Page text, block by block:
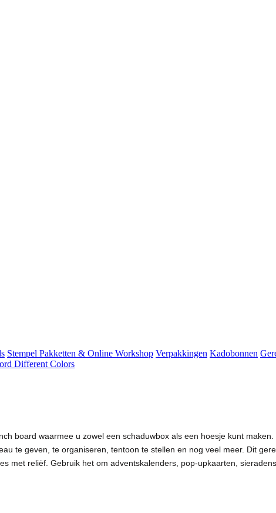
Stempel Pakketten & Online Workshop Verpakkingen Kadobonnen
Different Colors
board waarmee u zowel een schaduwbox als een hoesje kunt
te geven, te organiseren, tentoon te stellen en nog veel meer. Dit
met reliëf. Gebruik het om adventskalenders, pop-upkaarten,